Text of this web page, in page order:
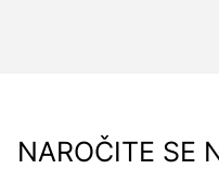
NAROČITE SE